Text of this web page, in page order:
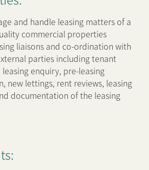
结
and handle leasing matters of a
commercial properties
liaisons and co-ordination with
parties including tenant
enquiry, pre-leasing
new lettings, rent reviews, leasing
documentation of the leasing